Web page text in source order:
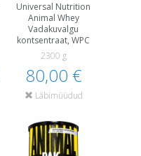
Universal Nutrition
Animal Whey
Vadakuvalgu
kontsentraat, WPC
2300 g
80,00 €
Läbimüüdud